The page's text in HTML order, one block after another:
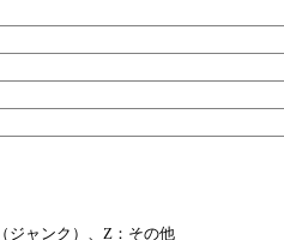
ジャンク）、Z：その他